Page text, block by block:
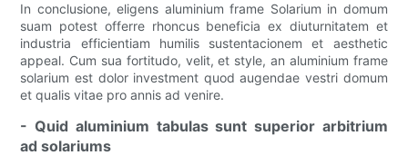
In conclusione, eligens aluminium frame Solarium in domum
suam potest offerre rhoncus beneficia ex diuturnitatem et
industria efficientiam humilis sustentacionem et aesthetic
appeal. Cum sua fortitudo, velit, et style, an aluminium frame
solarium est dolor investment quod augendae vestri domum
et qualis vitae pro annis ad venire.
- Quid aluminium tabulas sunt superior arbitrium
ad solariums